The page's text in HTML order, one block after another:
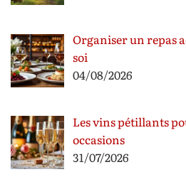
Organiser un repas
soi
04/08/2026
Les vins pétillants
occasions
31/07/2026